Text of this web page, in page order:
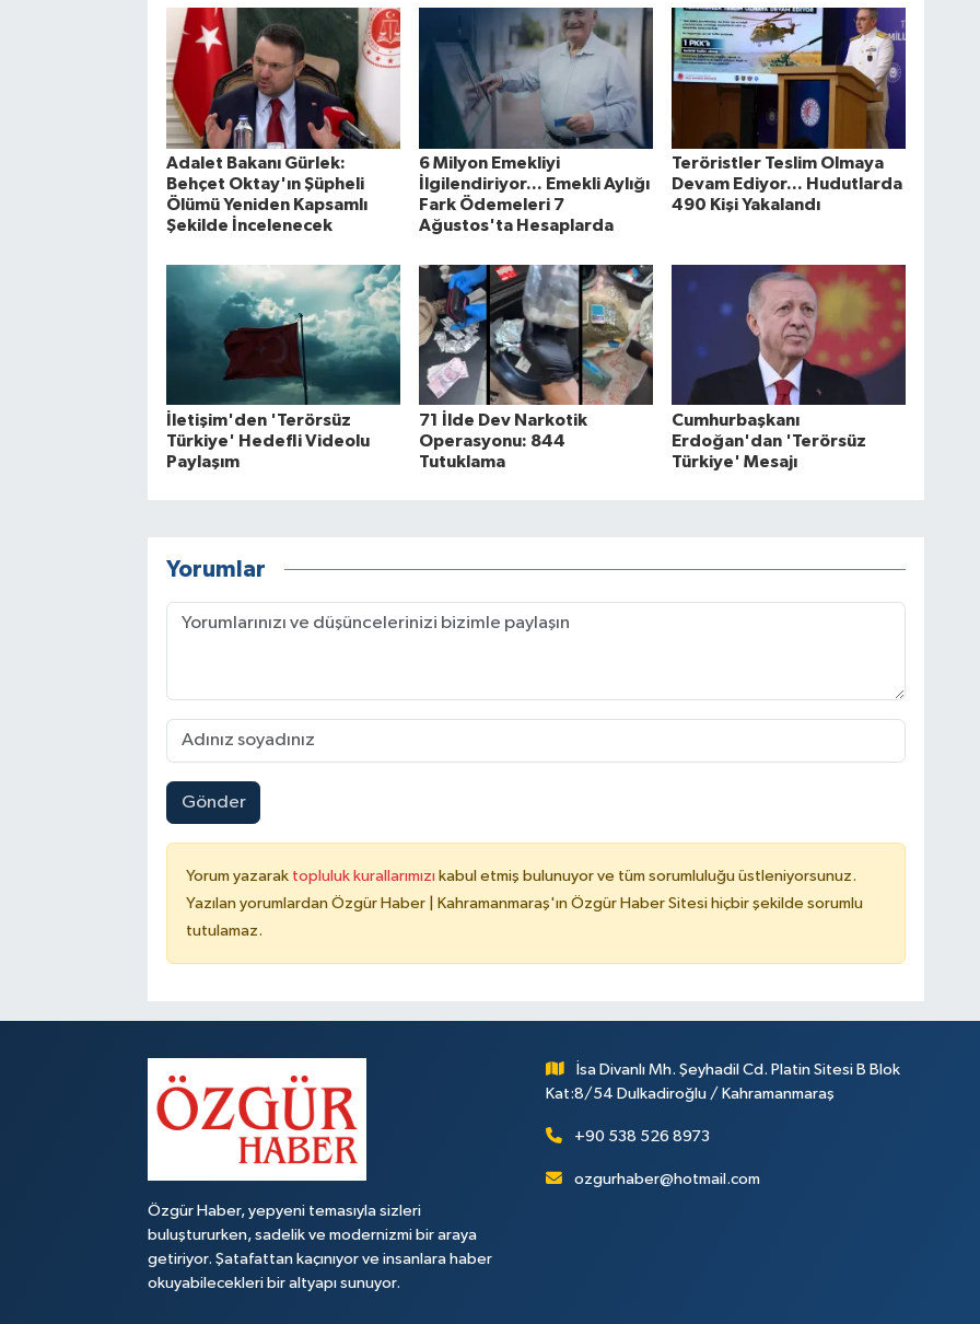
Adalet Bakanı Gürlek:
Behçet Oktay'ın Şüpheli
Ölümü Yeniden Kapsamlı
Şekilde İncelenecek
6 Milyon Emekliyi
İlgilendiriyor... Emekli Aylığı
Fark Ödemeleri 7
Ağustos'ta Hesaplarda
Teröristler Teslim Olmaya
Devam Ediyor... Hudutlarda
490 Kişi Yakalandı
İletişim'den 'Terörsüz
Türkiye' Hedefli Videolu
Paylaşım
71 İlde Dev Narkotik
Operasyonu: 844
Tutuklama
Cumhurbaşkanı
Erdoğan'dan 'Terörsüz
Türkiye' Mesajı
Yorumlar
Gönder
Yorum yazarak topluluk kurallarımızı kabul etmiş bulunuyor ve tüm sorumluluğu üstleniyorsunuz.
Yazılan yorumlardan Özgür Haber | Kahramanmaraş'ın Özgür Haber Sitesi hiçbir şekilde sorumlu
tutulamaz.
Özgür Haber, yepyeni temasıyla sizleri
buluştururken, sadelik ve modernizmi bir araya
getiriyor. Şatafattan kaçınıyor ve insanlara haber
okuyabilecekleri bir altyapı sunuyor.
İsa Divanlı Mh. Şeyhadil Cd. Platin Sitesi B Blok
Kat:8/54 Dulkadiroğlu / Kahramanmaraş
+90 538 526 8973
ozgurhaber@hotmail.com